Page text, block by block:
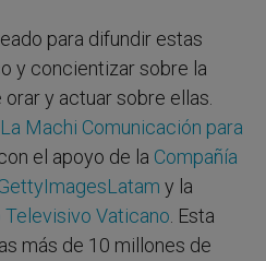
para difundir estas
y concientizar sobre la
y actuar sobre ellas.
La Machi Comunicación para
el apoyo de la Compañía
y la
Televisivo Vaticano Esta
más de 10 millones de